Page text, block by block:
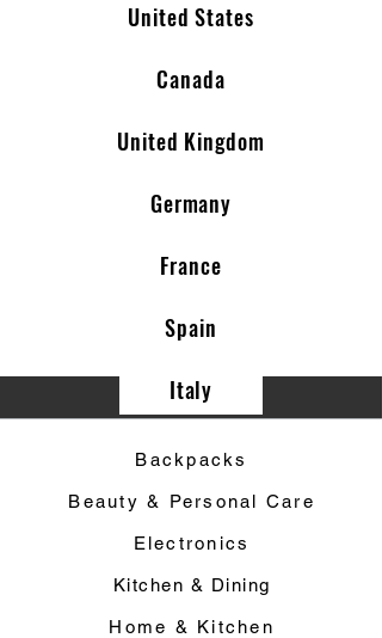
Category ▼
United States
Canada
United Kingdom
Germany
France
Spain
Italy
Backpacks
Beauty & Personal Care
Electronics
Kitchen & Dining
Home & Kitchen